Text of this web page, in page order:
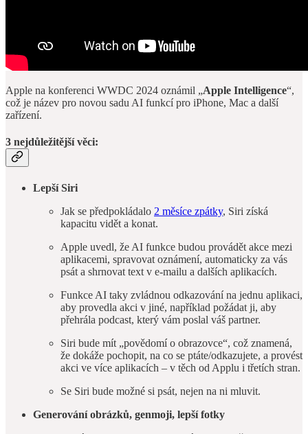
Apple na konferenci WWDC 2024 oznámil „Apple Intelligence“,
což je název pro novou sadu AI funkcí pro iPhone, Mac a další
zařízení.
3 nejdůležitější věci:
Lepší Siri
Jak se předpokládalo 2 měsíce zpátky, Siri získá
kapacitu vidět a konat.
Apple uvedl, že AI funkce budou provádět akce mezi
aplikacemi, spravovat oznámení, automaticky za vás
psát a shrnovat text v e-mailu a dalších aplikacích.
Funkce AI taky zvládnou odkazování na jednu aplikaci,
aby provedla akci v jiné, například požádat ji, aby
přehrála podcast, který vám poslal váš partner.
Siri bude mít „povědomí o obrazovce“, což znamená,
že dokáže pochopit, na co se ptáte/odkazujete, a provést
akci ve více aplikacích – v těch od Applu i třetích stran.
Se Siri bude možné si psát, nejen na ni mluvit.
Generování obrázků, genmoji, lepší fotky